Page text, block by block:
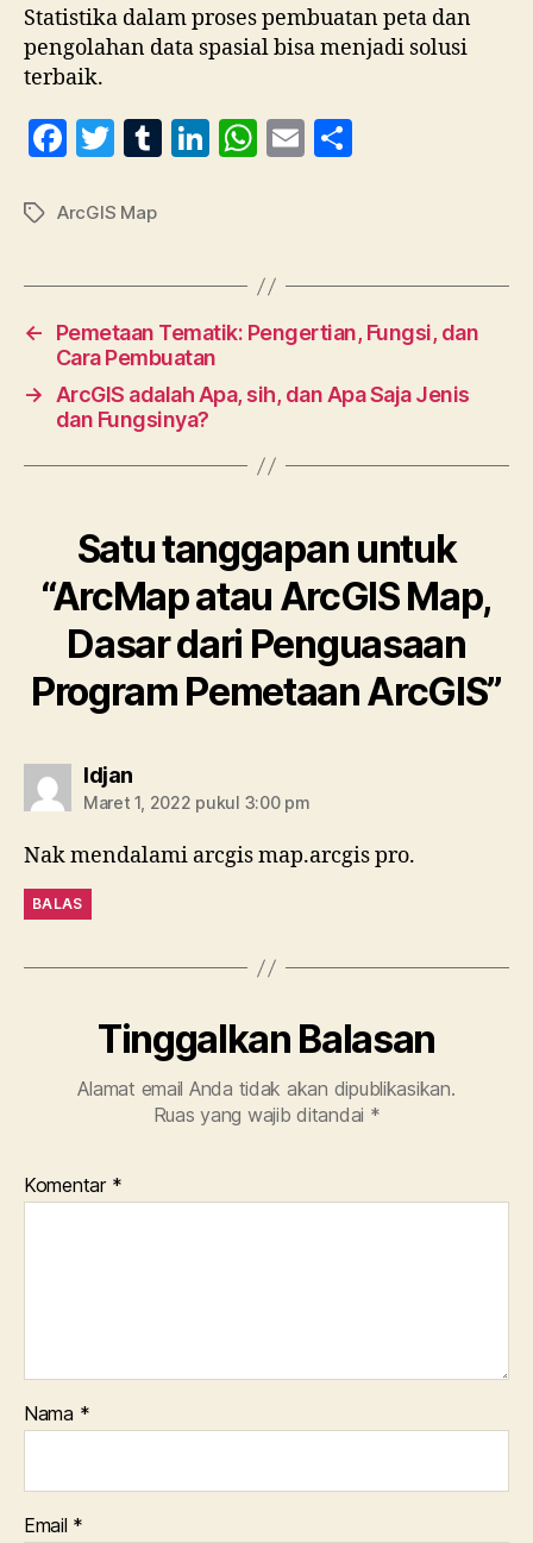
Statistika dalam proses pembuatan peta dan
pengolahan data spasial bisa menjadi solusi
terbaik.
F
c
b
o
o
k
T
itt
T
r
Li
dI
n
W
A
p
E
Tag ArcGIS Map
←
Pemetaan Tematik: Pengertian, Fungsi, dan
Cara Pembuatan
→
ArcGIS adalah Apa, sih, dan Apa Saja Jenis
dan Fungsinya?
Satu tanggapan untuk
“ArcMap atau ArcGIS Map,
Dasar dari Penguasaan
Program Pemetaan ArcGIS”
Idjanberkomentar:
Maret 1, 2022 pukul 3:00 pm
Nak mendalami arcgis map.arcgis pro.
BALAS
Tinggalkan Balasan
Alamat email Anda tidak akan dipublikasikan.
Ruas yang wajib ditandai *
Komentar *
Nama *
Email *